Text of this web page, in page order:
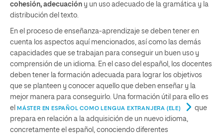
cohesión, adecuación y un uso adecuado de la gramática y la
distribución del texto.
En el proceso de enseñanza-aprendizaje se deben tener en
cuenta los aspectos aquí mencionados, así como las demás
capacidades que se trabajan para conseguir un buen uso y
comprensión de un idioma. En el caso del español, los docentes
deben tener la formación adecuada para lograr los objetivos
que se planteen y conocer aquello que deben enseñar y la
mejor manera para conseguirlo. Una formación útil para ello es
el
MÁSTER EN ESPAÑOL COMO LENGUA EXTRANJERA (ELE)
que
prepara en relación a la adquisición de un nuevo idioma,
concretamente el español, conociendo diferentes